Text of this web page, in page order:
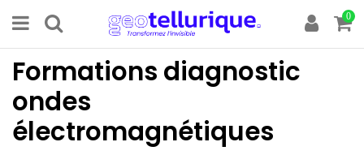
0
Formations diagnostic
ondes
électromagnétiques